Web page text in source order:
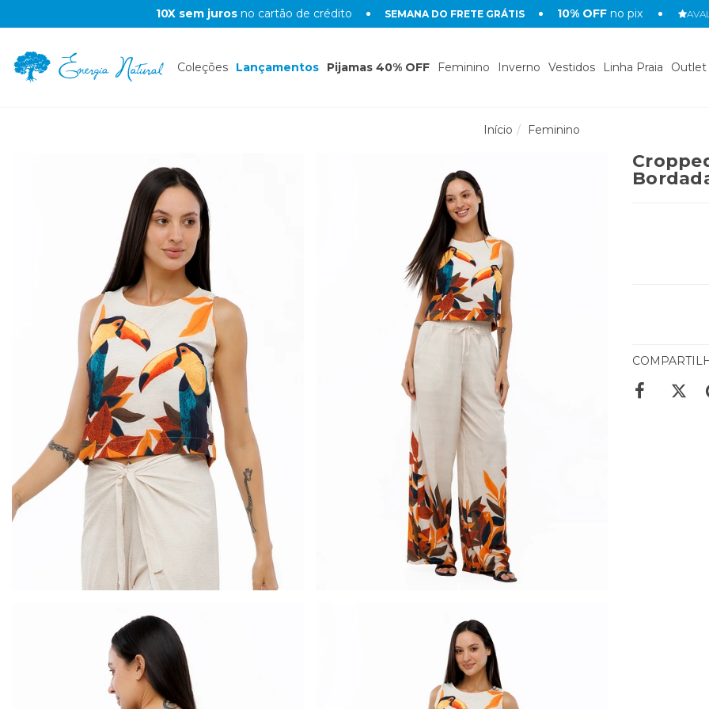
10X sem jurosno cartão de crédito SEMANA DO FRETE GRÁTIS 10% OFF no pix
Coleções Lançamentos Pijamas 40% OFF Feminino Inverno Vestidos Linha Praia Outlet
Início Feminino